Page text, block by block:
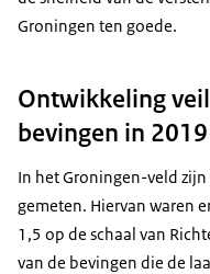
Groningen ten goede.
Ontwikkeling
bevingen in 2019
In het Groningen-veld
gemeten. Hiervan waren
1,5 op de schaal van
van de bevingen die de